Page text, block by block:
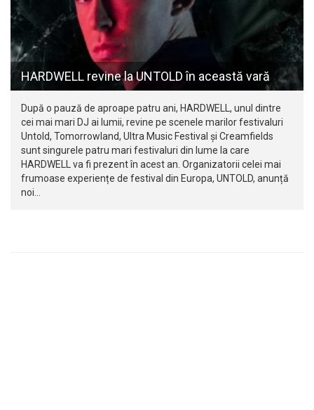
HARDWELL revine la UNTOLD în această vară
După o pauză de aproape patru ani, HARDWELL, unul dintre
cei mai mari DJ ai lumii, revine pe scenele marilor festivaluri
Untold, Tomorrowland, Ultra Music Festival și Creamfields
sunt singurele patru mari festivaluri din lume la care
HARDWELL va fi prezent în acest an. Organizatorii celei mai
frumoase experiențe de festival din Europa, UNTOLD, anunță
noi…